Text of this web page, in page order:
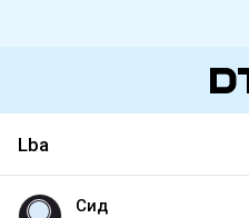
Lba
Сид